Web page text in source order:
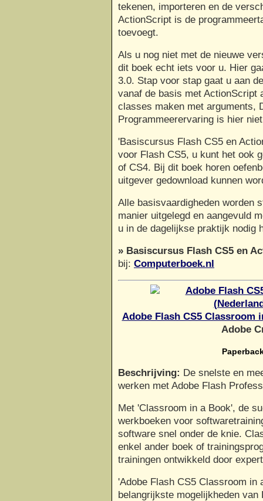
tekenen, importeren en de
ActionScript is de
toevoegt.
Als u nog niet met de nieuwe
dit boek echt iets voor u. Hier
3.0. Stap voor stap gaat u aan
vanaf de basis met ActionScript
classes maken met arguments,
Programmeerervaring is hier
'Basiscursus Flash CS5 en
voor Flash CS5, u kunt het ook
of CS4. Bij dit boek horen
uitgever gedownload kunnen
Alle basisvaardigheden worden
manier uitgelegd en aangevuld
u in de dagelijkse praktijk nodig
» Basiscursus Flash CS5 en
bij: Computerboek.nl
Adobe Flash CS5 Classroom
Adobe
Beschrijving: De snelste en
werken met Adobe Flash
Met 'Classroom in a Book', de
werkboeken voor
software snel onder de knie.
enkel ander boek of
trainingen ontwikkeld door
'Adobe Flash CS5 Classroom in
belangrijkste mogelijkheden